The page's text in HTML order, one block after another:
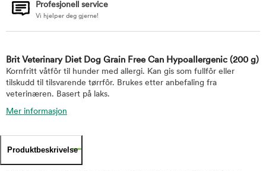
Profesjonell service
Vi hjelper deg gjerne!
Brit Veterinary Diet Dog Grain Free Can Hypoallergenic (200 g)
Kornfritt våtfôr til hunder med allergi. Kan gis som fullfôr eller
tilskudd til tilsvarende tørrfôr. Brukes etter anbefaling fra
veterinæren. Basert på laks.
Mer informasjon
Produktbeskrivelse